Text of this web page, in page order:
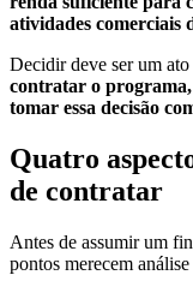
atividades comerciais
Decidir deve ser um
contratar o programa,
tomar essa decisão
Quatro
de contratar
Antes de assumir um
pontos merecem